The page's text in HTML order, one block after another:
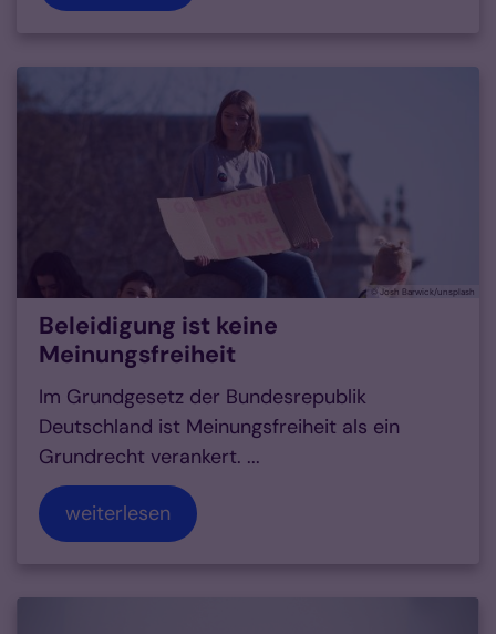
© Josh Barwick/unsplash
Beleidigung ist keine
Meinungsfreiheit
Im Grundgesetz der Bundesrepublik
Deutschland ist Meinungsfreiheit als ein
Grundrecht verankert. ...
weiterlesen